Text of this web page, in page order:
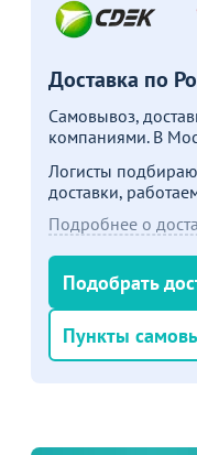
Доставка по
Самовывоз,
компаниями. В
Логисты
доставки,
Подробнее о
Подобрать
Пункты
Товар в
Стул Хит
от 2 690 ₽